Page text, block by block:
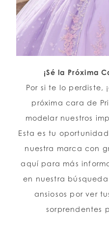
¡Sé la Próxima
Por si te lo perdiste,
próxima cara de
modelar nuestros
Esta es tu
nuestra marca con
aquí para más
en nuestra búsqueda
ansiosos por ver
sorprendentes